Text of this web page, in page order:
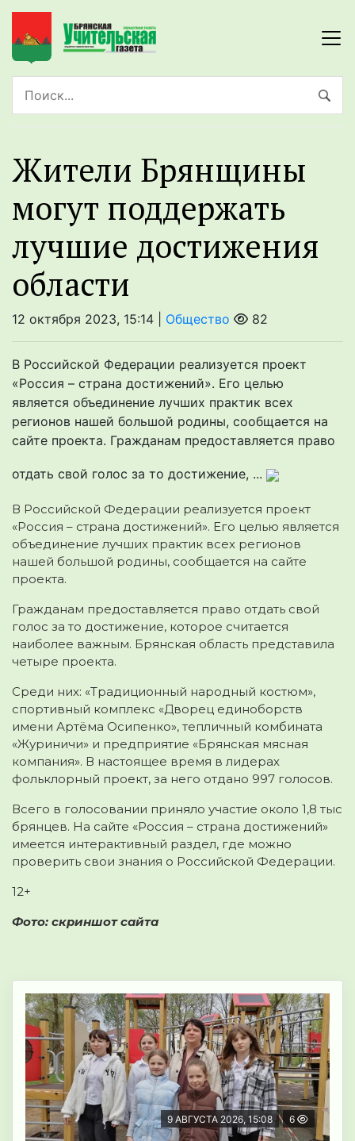
Жители Брянщины
могут поддержать
лучшие достижения
области
12 октября 2023, 15:14 | Общество 82
В Российской Федерации реализуется проект
«Россия – страна достижений». Его целью
является объединение лучших практик всех
регионов нашей большой родины, сообщается на
сайте проекта. Гражданам предоставляется право
отдать свой голос за то достижение, ...
В Российской Федерации реализуется проект
«Россия – страна достижений». Его целью является
объединение лучших практик всех регионов
нашей большой родины, сообщается на сайте
проекта.
Гражданам предоставляется право отдать свой
голос за то достижение, которое считается
наиболее важным. Брянская область представила
четыре проекта.
Среди них: «Традиционный народный костюм»,
спортивный комплекс «Дворец единоборств
имени Артёма Осипенко», тепличный комбината
«Журиничи» и предприятие «Брянская мясная
компания». В настоящее время в лидерах
фольклорный проект, за него отдано 997 голосов.
Всего в голосовании приняло участие около 1,8 тыс
брянцев. На сайте «Россия – страна достижений»
имеется интерактивный раздел, где можно
проверить свои знания о Российской Федерации.
12+
Фото: скриншот сайта
9 АВГУСТА 2026, 15:08 6